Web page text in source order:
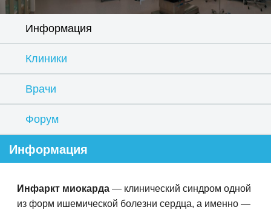
Информация
Клиники
Врачи
Форум
Информация
Инфаркт миокарда — клинический синдром одной
из форм ишемической болезни сердца, а именно —